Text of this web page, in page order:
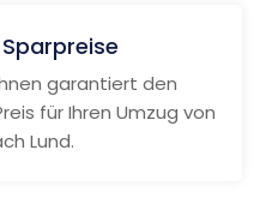
garantiert den
für Ihren Umzug von
Lund.